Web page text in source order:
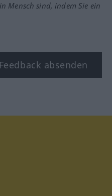
Mensch sind, indem Sie ein
Feedback absenden